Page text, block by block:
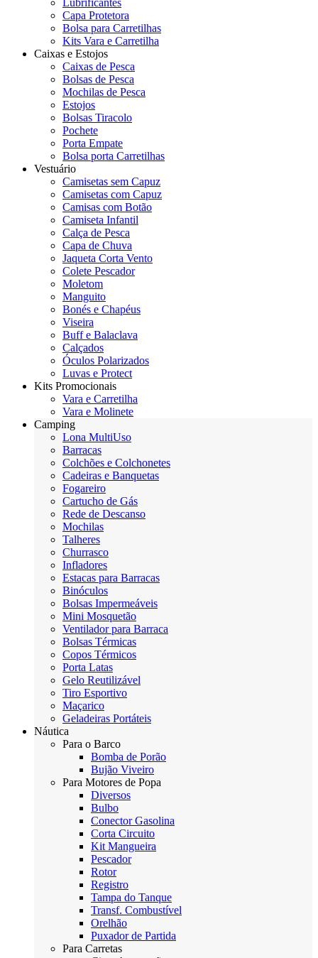
Lubrificantes
Capa Protetora
Bolsa para Carretilhas
Kits Vara e Carretilha
Caixas e Estojos
Caixas de Pesca
Bolsas de Pesca
Mochilas de Pesca
Estojos
Bolsas Tiracolo
Pochete
Porta Empate
Bolsa porta Carretilhas
Vestuário
Camisetas sem Capuz
Camisetas com Capuz
Camisas com Botão
Camiseta Infantil
Calça de Pesca
Capa de Chuva
Jaqueta Corta Vento
Colete Pescador
Moletom
Manguito
Bonés e Chapéus
Viseira
Buff e Balaclava
Calçados
Óculos Polarizados
Luvas e Protect
Kits Promocionais
Vara e Carretilha
Vara e Molinete
Camping
Lona MultiUso
Barracas
Colchões e Colchonetes
Cadeiras e Banquetas
Fogareiro
Cartucho de Gás
Rede de Descanso
Mochilas
Talheres
Churrasco
Infladores
Estacas para Barracas
Binóculos
Bolsas Impermeáveis
Mini Mosquetão
Ventilador para Barraca
Bolsas Térmicas
Copos Térmicos
Porta Latas
Gelo Reutilizável
Tiro Esportivo
Maçarico
Geladeiras Portáteis
Náutica
Para o Barco
Bomba de Porão
Bujão Viveiro
Para Motores de Popa
Diversos
Bulbo
Conector Gasolina
Corta Circuito
Kit Mangueira
Pescador
Rotor
Registro
Tampa do Tanque
Transf. Combustível
Orelhão
Puxador de Partida
Para Carretas